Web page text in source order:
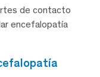
de contacto
encefalopatía